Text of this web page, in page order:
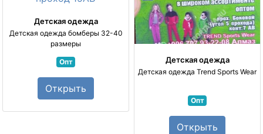
Детская одежда
Детская одежда бомберы 32-40
размеры
Опт
Открыть
Детская одежда
Детская одежда Trend Sports Wear
Опт
Открыть